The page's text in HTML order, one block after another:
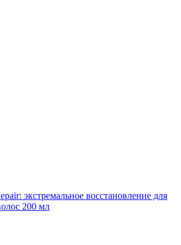
экстремальное восстановление для
200 мл